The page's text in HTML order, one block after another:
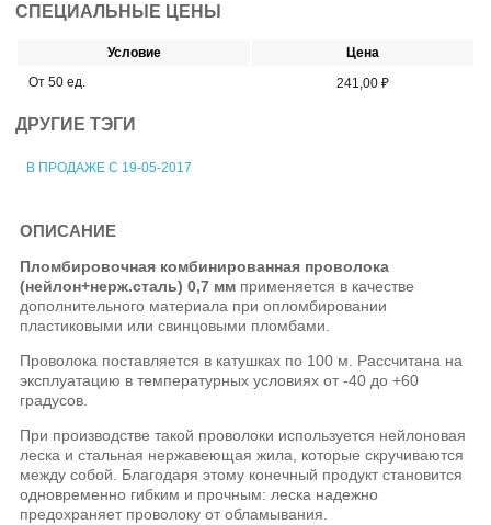
СПЕЦИАЛЬНЫЕ ЦЕНЫ
Условие
Цена
От 50 ед.
241,00 ₽
ДРУГИЕ ТЭГИ
В ПРОДАЖЕ С 19-05-2017
ОПИСАНИЕ
Пломбировочная комбинированная проволока
(нейлон+нерж.сталь) 0,7 мм применяется в качестве
дополнительного материала при опломбировании
пластиковыми или свинцовыми пломбами.
Проволока поставляется в катушках по 100 м. Рассчитана на
эксплуатацию в температурных условиях от -40 до +60
градусов.
При производстве такой проволоки используется нейлоновая
леска и стальная нержавеющая жила, которые скручиваются
между собой. Благодаря этому конечный продукт становится
одновременно гибким и прочным: леска надежно
предохраняет проволоку от обламывания.